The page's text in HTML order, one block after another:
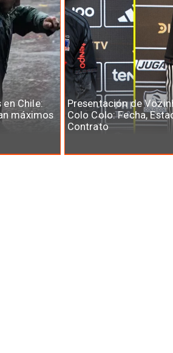
en Chile:
máximos
Presentación de
Colo Colo: Fecha,
Contrato